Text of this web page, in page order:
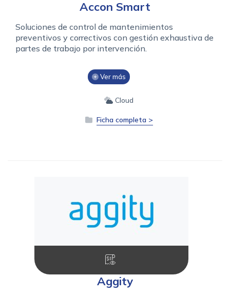
Accon Smart
Soluciones de control de mantenimientos
preventivos y correctivos con gestión exhaustiva de
partes de trabajo por intervención.
Ver más
Cloud
Ficha completa >
Aggity